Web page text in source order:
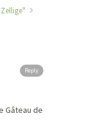
Reply
Gâteau de